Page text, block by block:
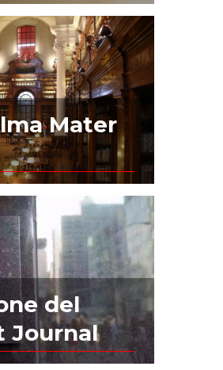
Mater
del
Journal